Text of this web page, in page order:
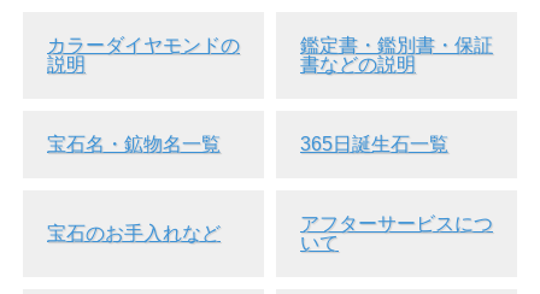
カラーダイヤモンドの
説明
鑑定書・鑑別書・保証
書などの説明
宝石名・鉱物名一覧 365日誕生石一覧
宝石のお手入れなど
アフターサービスにつ
いて